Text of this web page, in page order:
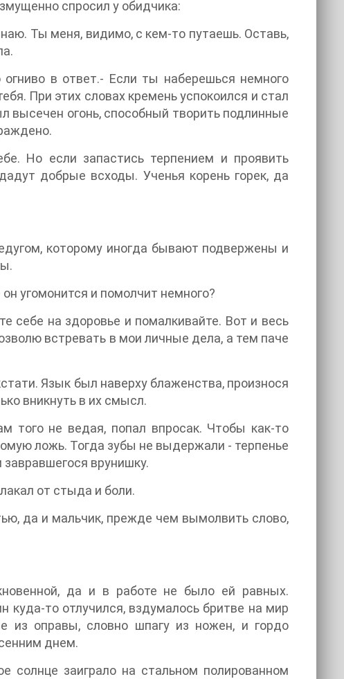
спросил у обидчика:
Ты меня, видимо, с кем-то путаешь. Оставь,
в ответ.- Если ты наберешься немного
При этих словах кремень успокоился и стал
высечен огонь, способный творить подлинные
Но если запастись терпением и проявить
добрые всходы. Ученья корень горек, да
которому иногда бывают подвержены и
угомонится и помолчит немного?
себе на здоровье и помалкивайте. Вот и весь
встревать в мои личные дела, а тем паче
Язык был наверху блаженства, произнося
вникнуть в их смысл.
того не ведая, попал впросак. Чтобы как-то
ложь. Тогда зубы не выдержали - терпенье
завравшегося врунишку.
от стыда и боли.
да и мальчик, прежде чем вымолвить слово,
да и в работе не было ей равных.
куда-то отлучился, вздумалось бритве на мир
из оправы, словно шпагу из ножен, и гордо
днем.
солнце заиграло на стальном полированном